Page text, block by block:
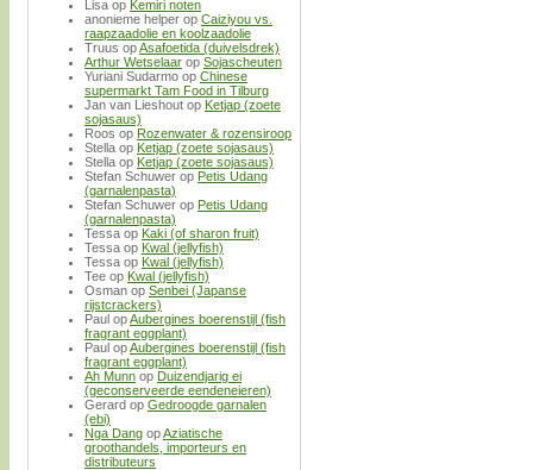
Lisa op Kemiri noten
anonieme helper op Caiziyou vs.
raapzaadolie en koolzaadolie
Truus opAsafoetida (duivelsdrek)
Arthur Wetselaar op Sojascheuten
Yuriani Sudarmo op Chinese
supermarkt Tam Food in Tilburg
Jan van Lieshout op Ketjap (zoete
sojasaus)
Roos op Rozenwater & rozensiroop
Stella op Ketjap (zoete sojasaus)
Stella op Ketjap (zoete sojasaus)
Stefan Schuwer op Petis Udang
(garnalenpasta)
Stefan Schuwer op Petis Udang
(garnalenpasta)
Tessa op Kaki (of sharon fruit)
Tessa op Kwal (jellyfish)
Tessa op Kwal (jellyfish)
Tee op Kwal (jellyfish)
Osman op Senbei (Japanse
rijstcrackers)
Paul opAubergines boerenstijl (fish
fragrant eggplant)
Paul opAubergines boerenstijl (fish
fragrant eggplant)
Ah Munn op Duizendjarig ei
(geconserveerde eendeneieren)
Gerard op Gedroogde garnalen
(ebi)
Nga Dang opAziatische
groothandels, importeurs en
distributeurs